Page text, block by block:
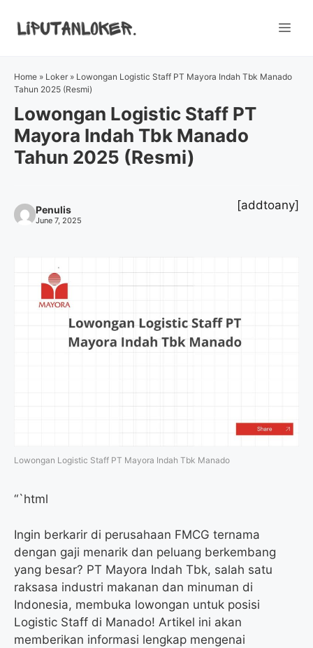
Home » Loker » Lowongan Logistic Staff PT Mayora Indah Tbk Manado
Tahun 2025 (Resmi)
Lowongan Logistic Staff PT
Mayora Indah Tbk Manado
Tahun 2025 (Resmi)
Penulis
June 7, 2025
[addtoany]
Lowongan Logistic Staff PT Mayora Indah Tbk Manado
“`html
Ingin berkarir di perusahaan FMCG ternama
dengan gaji menarik dan peluang berkembang
yang besar? PT Mayora Indah Tbk, salah satu
raksasa industri makanan dan minuman di
Indonesia, membuka lowongan untuk posisi
Logistic Staff di Manado! Artikel ini akan
memberikan informasi lengkap mengenai